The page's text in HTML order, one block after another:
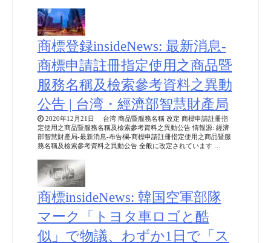
商標登録insideNews: 最新消息-
商標申請註冊指定使用之商品暨
服務名稱及檢索參考資料之異動
公告 | 台湾・經濟部智慧財產局
2020年12月21日 台湾 商品暨服務名稱 改定 商標申請註冊指
定使用之商品暨服務名稱及檢索參考資料之異動公告 情報源: 經濟
部智慧財產局-最新消息-布告欄-商標申請註冊指定使用之商品暨服
務名稱及檢索參考資料之異動公告 全般に改定されています …
商標insideNews: 韓国空軍部隊
マーク「トヨタ車ロゴと酷
似」で物議、わずか1日で「ス